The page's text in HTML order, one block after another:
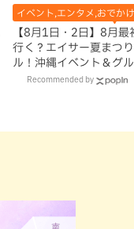
イベント,エンタメ,おでか
【8月1日・2日】8月最
行く？エイサー夏まつ
ル！沖縄イベント＆グ
Recommended by